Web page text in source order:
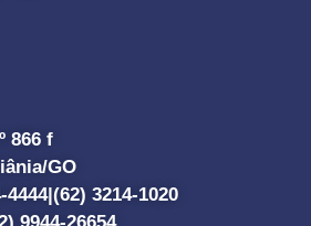
866 f
GO
4444|(62) 3214-1020